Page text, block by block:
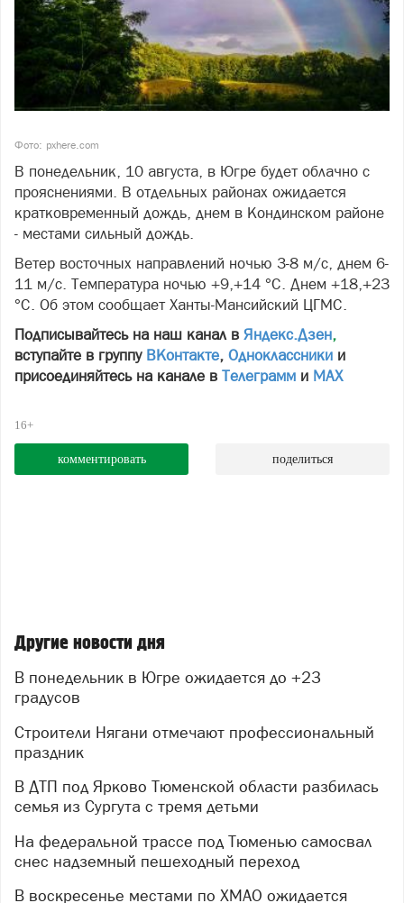
Фото: pxhere.com
В понедельник, 10 августа, в Югре будет облачно с
прояснениями. В отдельных районах ожидается
кратковременный дождь, днем в Кондинском районе
- местами сильный дождь.
Ветер восточных направлений ночью 3-8 м/с, днем 6-
11 м/с. Температура ночью +9,+14 °С. Днем +18,+23
°С. Об этом сообщает Ханты-Мансийский ЦГМС.
Подписывайтесь на наш канал в Яндекс.Дзен,
вступайте в группу ВКонтакте, Одноклассники и
присоединяйтесь на канале в Телеграмм и МАХ
16+
комментировать поделиться
Другие новости дня
В понедельник в Югре ожидается до +23
градусов
Строители Нягани отмечают профессиональный
праздник
В ДТП под Ярково Тюменской области разбилась
семья из Сургута с тремя детьми
На федеральной трассе под Тюменью самосвал
снес надземный пешеходный переход
В воскресенье местами по ХМАО ожидается